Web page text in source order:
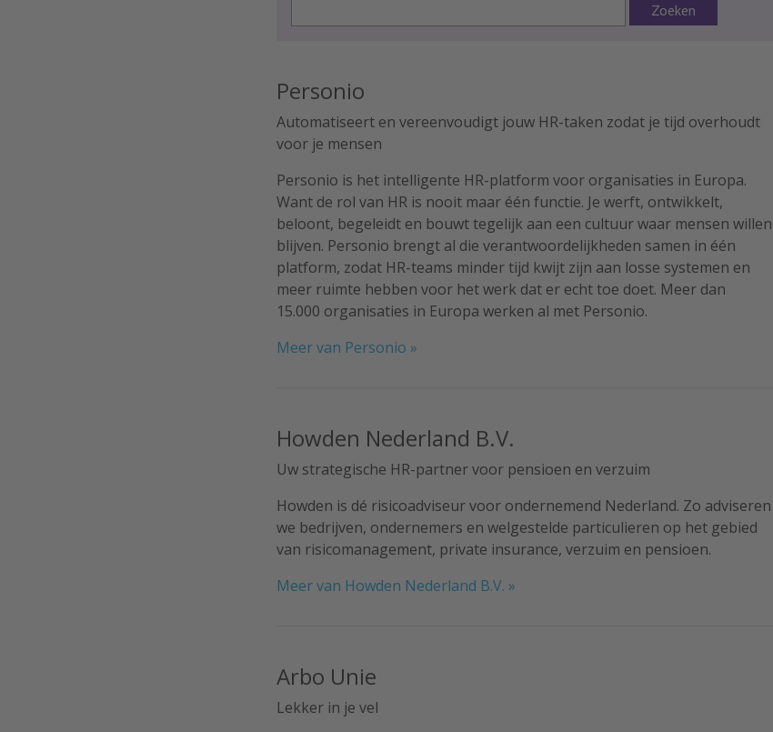
Zoeken
Personio
Automatiseert en vereenvoudigt jouw HR-taken zodat je tijd overhoudt
voor je mensen
Personio is het intelligente HR-platform voor organisaties in Europa.
Want de rol van HR is nooit maar één functie. Je werft, ontwikkelt,
beloont, begeleidt en bouwt tegelijk aan een cultuur waar mensen willen
blijven. Personio brengt al die verantwoordelijkheden samen in één
platform, zodat HR-teams minder tijd kwijt zijn aan losse systemen en
meer ruimte hebben voor het werk dat er echt toe doet. Meer dan
15.000 organisaties in Europa werken al met Personio.
Meer van Personio »
Howden Nederland B.V.
Uw strategische HR-partner voor pensioen en verzuim
Howden is dé risicoadviseur voor ondernemend Nederland. Zo adviseren
we bedrijven, ondernemers en welgestelde particulieren op het gebied
van risicomanagement, private insurance, verzuim en pensioen.
Meer van Howden Nederland B.V. »
Arbo Unie
Lekker in je vel